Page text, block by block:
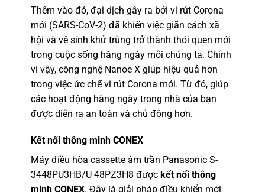
Thêm vào đó, đại dịch gây ra bởi vi rút Corona
mới (SARS-CoV-2) đã khiến việc giãn cách xã
hội và vệ sinh khử trùng trở thành thói quen mới
trong cuộc sống hăng ngày mỗi chúng ta. Chính
vi vậy, công nghệ Nanoe X giúp hiệu quả hơn
trong việc ức chế vi rút Corona mới. Từ đó, giúp
các hoạt động hàng ngày trong nhà của bạn
được diễn ra an toàn và chủ động hơn.
Kết nối thông minh CONEX
Máy điều hòa cassette âm trần Panasonic S-
3448PU3HB/U-48PZ3H8được kết nối thông
minh CONEX. Đây là giải pháp điều khiển mới